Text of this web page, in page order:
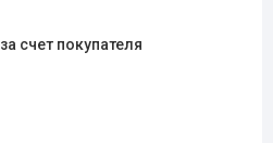
за счет покупателя